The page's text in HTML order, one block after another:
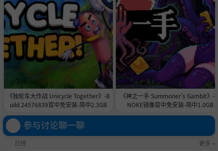
《独轮车大作战 Unicycle Together》-B
uild 24576839官中免安装-简中2.3GB
《神之一手 Summoner's Gambit》-
NOKE镜像官中免安装-简中1.0GB
参与讨论聊一聊
日榜
更多 »